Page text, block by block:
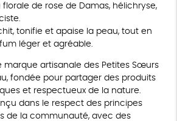
florale de rose de Damas, hélichryse,
tonifie et apaise la peau, tout en
léger et agréable.
marque artisanale des Petites Sœurs
fondée pour partager des produits
et respectueux de la nature.
dans le respect des principes
de la communauté, avec des